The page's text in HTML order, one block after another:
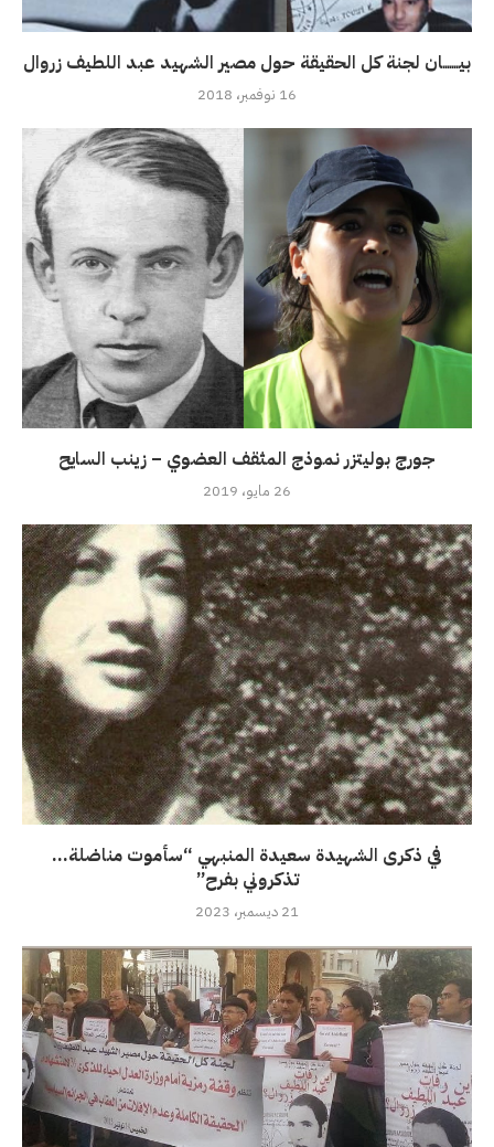
بيـــــــان لجنة كل الحقيقة حول مصير الشهيد عبد اللطيف زروال
16 نوفمبر، 2018
جورج بوليتزر نموذج المثقف العضوي – زينب السايح
26 مايو، 2019
في ذكرى الشهيدة سعيدة المنبهي “سأموت مناضلة…
تذكروني بفرح”
21 ديسمبر، 2023